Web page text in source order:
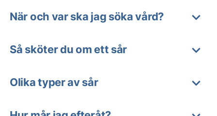
När och var ska jag söka vård?
Så sköter du om ett sår
Olika typer av sår